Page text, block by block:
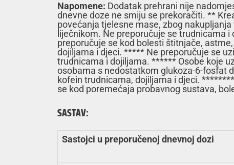
Napomene: Dodatak prehrani nije
dnevne doze ne smiju se prekoračiti. **
povećanja tjelesne mase, zbog
liječnikom. Ne preporučuje se trudnicama
preporučuje se kod bolesti štitnjače,
dojiljama i djeci. ***** Ne preporučuje se
trudnicama i dojiljama. ****** Osobe koje
osobama s nedostatkom glukoza-6-fosfat
kofein trudnicama, dojiljama i djeci.
se kod poremećaja probavnog sustava,
SASTAV:
Sastojci u preporučenoj dnevnoj dozi